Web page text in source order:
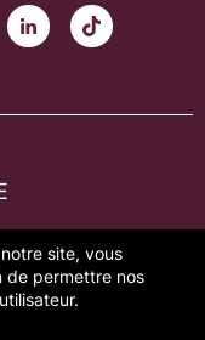
site, vous
de permettre nos